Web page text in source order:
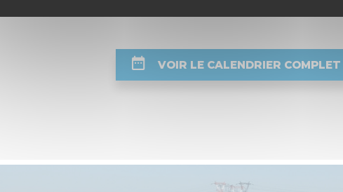
VOIR LE CALENDRIER COMPLET